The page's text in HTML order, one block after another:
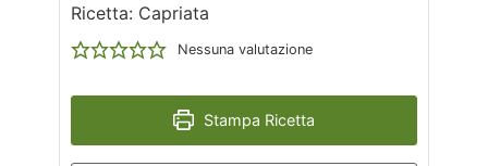
Ricetta: Capriata
Nessuna valutazione
Stampa Ricetta